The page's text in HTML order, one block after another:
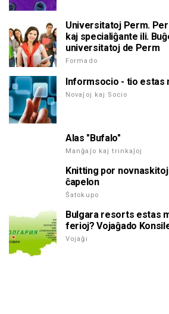
Universitatoj Perm.
kaj specialiĝante ili.
universitatoj de Perm
Formado
Informsocio - tio estas
Novaĵoj kaj Socio
Alas "Bufalo"
Manĝaĵo kaj trinkaĵoj
Knitting por
ĉapelon
Ŝatokupo
Bulgara resorts estas
ferioj? Vojaĝado
Vojaĝi